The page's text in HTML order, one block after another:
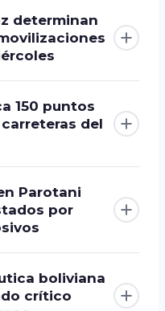
determinan
150 puntos
del
Parotani
por
boliviana
crítico